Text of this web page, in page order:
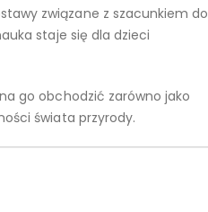
związane z szacunkiem do
staje się dla dzieci
go obchodzić zarówno jako
świata przyrody.